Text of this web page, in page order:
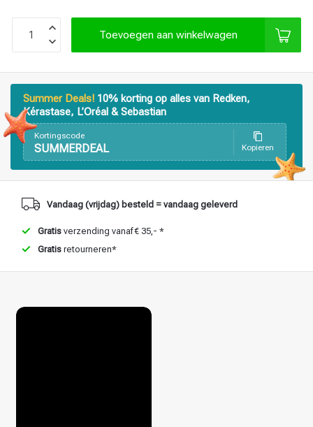
Haarstyling
Toevoegen aan winkelwagen
Summer Deals! 10% korting op alles van Redken,
Kérastase, L’Oréal & Sebastian
Kortingscode
SUMMERDEAL Kopieren
Vandaag (vrijdag) besteld = vandaag geleverd
Gratis verzending vanaf € 35,- *
Gratis retourneren*